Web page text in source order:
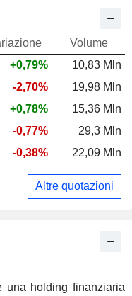
una holding finanziaria
Volume
+0,79%
10,83 Mln
-2,70%
19,98 Mln
+0,78%
15,36 Mln
-0,77%
29,3 Mln
-0,38% 22,09 Mln
Altre quotazioni